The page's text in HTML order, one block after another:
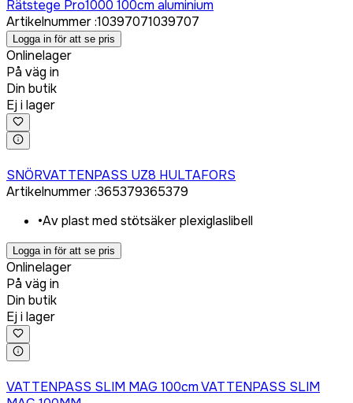
Rätstege Pro1000 100cm aluminium
Artikelnummer:10397071039707
Logga in för att se pris
Onlinelager
På väg in
Din butik
Ej i lager
SNÖRVATTENPASS UZ8 HULTAFORS
Artikelnummer:365379365379
•Av plast med stötsäker plexiglaslibell
Logga in för att se pris
Onlinelager
På väg in
Din butik
Ej i lager
VATTENPASS SLIM MAG 100cm VATTENPASS SLIM